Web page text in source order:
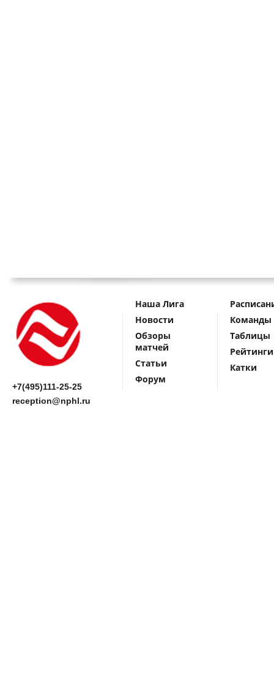
+7(495)111-25-25
reception@nphl.ru
Наша Лига
Новости
Обзоры
матчей
Статьи
Форум
Команды
Таблицы
Рейтинги
Катки